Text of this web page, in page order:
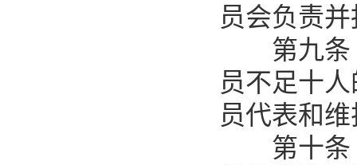
员会负责
第九条
员不足十
员代表和
第十条